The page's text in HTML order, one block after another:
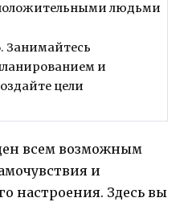
людьми
Занимайтесь
и
цели
всем возможным
и
настроения. Здесь вы